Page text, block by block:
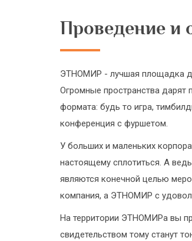
Проведение и
ЭТНОМИР - лучшая площадка
Огромные пространства дарят
формата: будь то игра,
конференция с фуршетом.
У больших и маленьких
настоящему сплотиться. А
являются конечной целью
компания, а ЭТНОМИР с
На территории ЭТНОМИРа вы
свидетельством тому станут